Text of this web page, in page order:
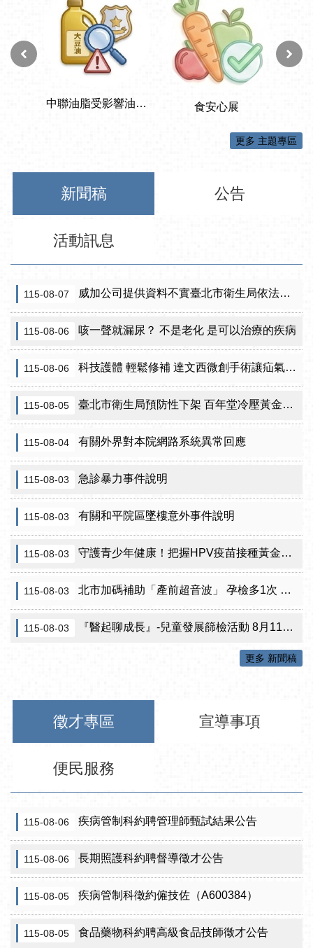
更多 主題專區
新聞稿 公告
活動訊息
115-08-07 威加公司提供資料不實臺北市衛生局依法重罰300萬元 續查苦茶油及原料下游
115-08-06 咳一聲就漏尿？ 不是老化 是可以治療的疾病
115-08-06 科技護體 輕鬆修補 達文西微創手術讓疝氣治療更精準
115-08-05 臺北市衛生局預防性下架 百年堂冷壓黃金苦茶油產品
115-08-04 有關外界對本院網路系統異常回應
115-08-03 急診暴力事件說明
115-08-03 有關和平院區墜樓意外事件說明
115-08-03 守護青少年健康！把握HPV疫苗接種黃金期 臺北市提供校園設站及98家合約院所接種服務
115-08-03 北市加碼補助「產前超音波」 孕檢多1次 準媽咪「超」安心！
115-08-03 『醫起聊成長』-兒童發展篩檢活動 8月11日北投區健康服務中心邀請家長做孩子最神氣的守護者！
更多 新聞稿
徵才專區 宣導事項
便民服務
115-08-06 疾病管制科約聘管理師甄試結果公告
115-08-06 長期照護科約聘督導徵才公告
115-08-05 疾病管制科徵約僱技佐（A600384）
115-08-05 食品藥物科約聘高級食品技師徵才公告